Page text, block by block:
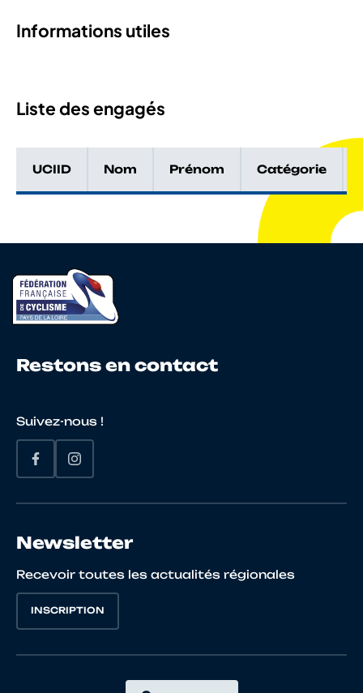
Informations utiles
Liste des engagés
UCIID Nom Prénom Catégorie
Restons en contact
Suivez-nous !
Newsletter
Recevoir toutes les actualités régionales
INSCRIPTION